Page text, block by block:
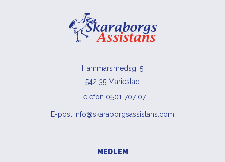
Hammarsmedsg. 5
542 35 Mariestad
Telefon 0501-707 07
E-post info@skaraborgsassistans.com
MEDLEM